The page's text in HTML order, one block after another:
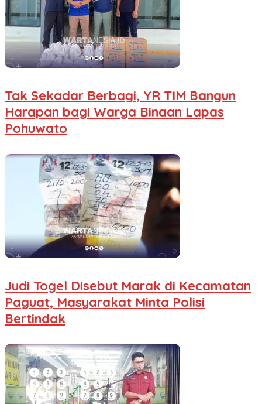
Tak Sekadar Berbagi, YR TIM Bangun
Harapan bagi Warga Binaan Lapas
Pohuwato
Judi Togel Disebut Marak di Kecamatan
Paguat, Masyarakat Minta Polisi
Bertindak